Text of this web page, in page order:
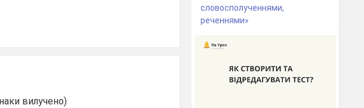
вилучено)
словосполученнями,
реченнями»